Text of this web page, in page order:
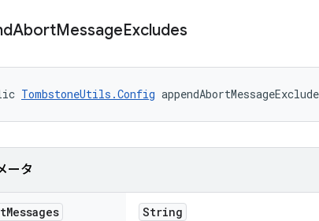
AbortMessageExcludes
TombstoneUtils.Config
ータ
Messages String